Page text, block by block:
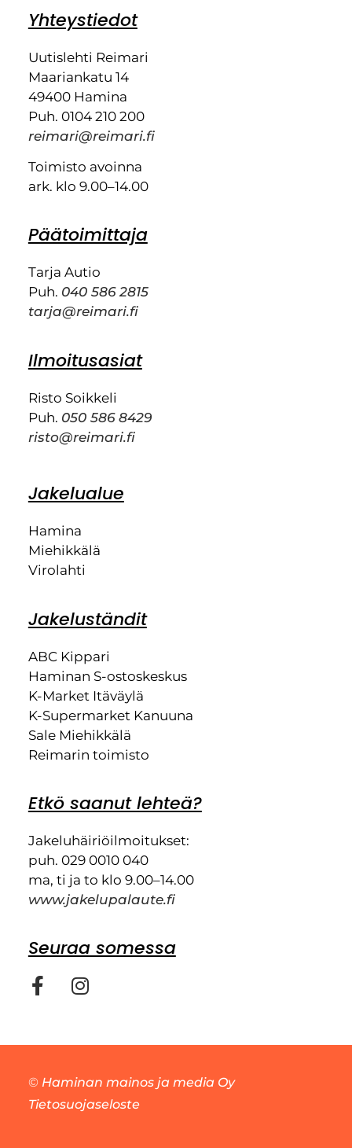
Yhteystiedot
Uutislehti Reimari
Maariankatu 14
49400 Hamina
Puh. 0104 210 200
reimari@reimari.fi
Toimisto avoinna
ark. klo 9.00–14.00
Päätoimittaja
Tarja Autio
Puh. 040 586 2815
tarja@reimari.fi
Ilmoitusasiat
Risto Soikkeli
Puh. 050 586 8429
risto@reimari.fi
Jakelualue
Hamina
Miehikkälä
Virolahti
Jakeluständit
ABC Kippari
Haminan S-ostoskeskus
K-Market Itäväylä
K-Supermarket Kanuuna
Sale Miehikkälä
Reimarin toimisto
Etkö saanut lehteä?
Jakeluhäiriöilmoitukset:
puh. 029 0010 040
ma, ti ja to klo 9.00–14.00
www.jakelupalaute.fi
Seuraa somessa
© Haminan mainos ja media Oy
Tietosuojaseloste